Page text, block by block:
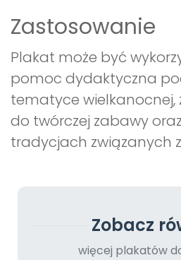
Zastosowanie
Plakat może być
pomoc dydaktyczna
tematyce wielkanocnej,
do twórczej zabawy
tradycjach związanych
Zobacz
więcej plakatów